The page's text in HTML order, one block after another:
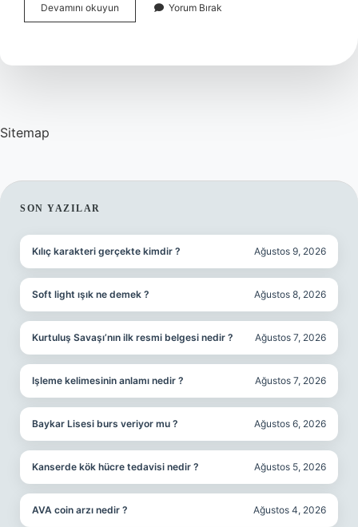
Devamını okuyun Sertifika
Alınca
Yorum Bırak
Sitemap
SIDEBAR
SON YAZILAR
Kılıç karakteri gerçekte kimdir ? Ağustos 9, 2026
Soft light ışık ne demek ? Ağustos 8, 2026
Kurtuluş Savaşı’nın ilk resmi belgesi nedir ? Ağustos 7, 2026
Işleme kelimesinin anlamı nedir ? Ağustos 7, 2026
Baykar Lisesi burs veriyor mu ? Ağustos 6, 2026
Kanserde kök hücre tedavisi nedir ? Ağustos 5, 2026
AVA coin arzı nedir ? Ağustos 4, 2026